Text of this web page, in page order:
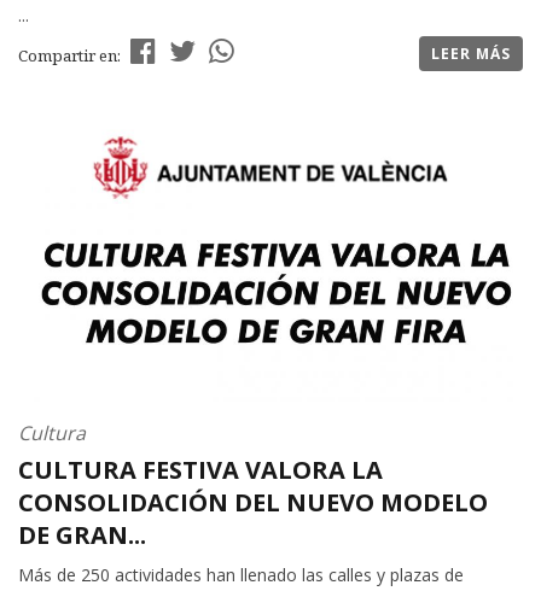
...
Compartir en: LEER MÁS
Cultura
CULTURA FESTIVA VALORA LA
CONSOLIDACIÓN DEL NUEVO MODELO
DE GRAN...
Más de 250 actividades han llenado las calles y plazas de